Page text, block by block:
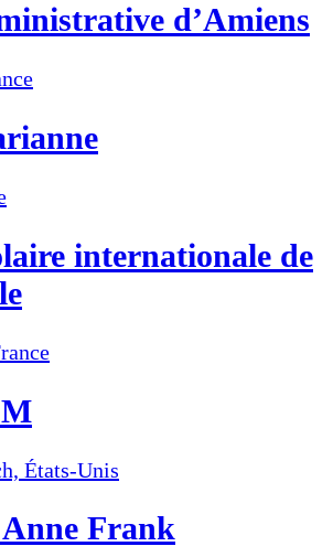
d’Amiens
internationale de
États-Unis
Anne Frank